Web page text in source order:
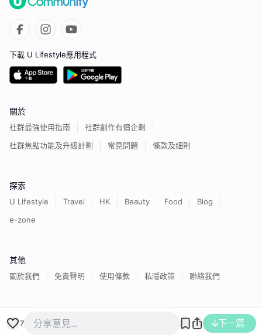
7 下一篇
下載 U Lifestyle應用程式
關於
社群最強使用指南
社群創作有價企劃
社群焦點功能及升級計劃
常見問題 條款及細則
探索
U Lifestyle Travel HK Beauty Food
Blog
e-zone
其他
關於我們 免責聲明 使用條款 私隱政策 聯絡我們
香港經濟日報版權所有©